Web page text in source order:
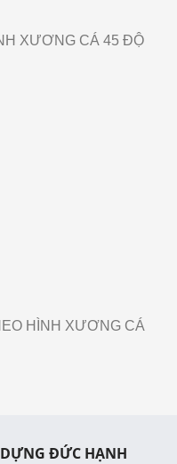
XƯƠNG CÁ 45 ĐỘ
HÌNH XƯƠNG CÁ
DỰNG ĐỨC HẠNH